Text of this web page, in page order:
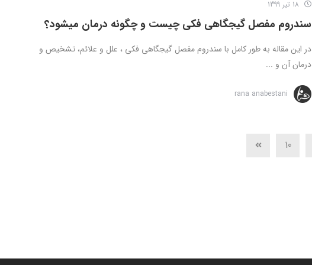
سندروم مفصل گیجگاهی فکی چیست و چگونه درمان میشود؟
در این مقاله به طور کامل با سندروم مفصل گیجگاهی فکی ، علل و علائم، تشخیص و
درمان آن و ...
rana anabestani
10